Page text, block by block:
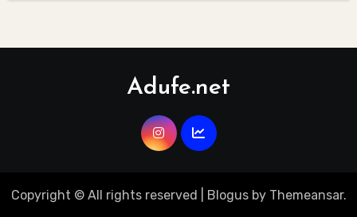
Adufe.net
Copyright © All rights reserved Blogusby Themeansar.